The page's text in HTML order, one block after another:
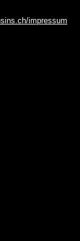
impressum